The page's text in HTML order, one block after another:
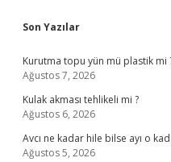
Sidebar
Son Yazılar
Kurutma topu yün mü plastik mi
Ağustos 7, 2026
Kulak akması tehlikeli mi ?
Ağustos 6, 2026
Avcı ne kadar hile bilse ayı o
Ağustos 5, 2026